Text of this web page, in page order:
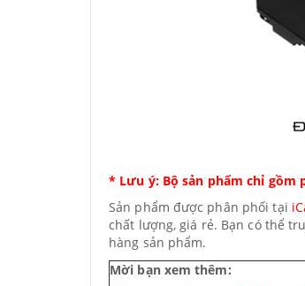
* Lưu ý: Bộ sản phẩm chỉ gồm
Sản phẩm được phân phối tại
chất lượng, giá rẻ. Bạn có thể
hàng sản phẩm.
Mời bạn xem thêm: